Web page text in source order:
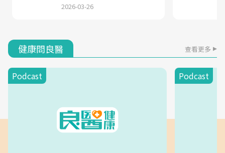
2026-03-26
健康問良醫 查看更多
Podcast Podcast